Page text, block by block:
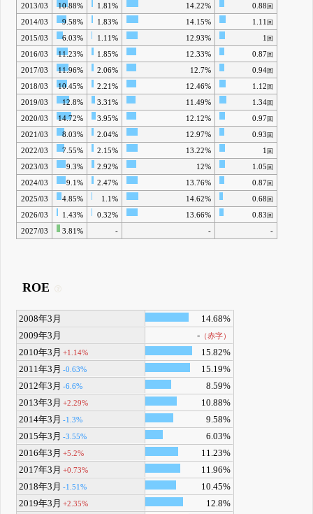
2013/03 10.88% 1.81% 14.22% 0.88 回
2014/03 9.58% 1.83% 14.15% 1.11 回
2015/03 6.03% 1.11% 12.93% 1 回
2016/03 11.23% 1.85% 12.33% 0.87回
2017/03 11.96% 2.06% 12.7% 0.94回
2018/03 10.45% 2.21% 12.46% 1.12 回
2019/03 12.8% 3.31% 11.49% 1.34回
2020/03 14.72% 3.95% 12.12% 0.97回
2021/03 8.03% 2.04% 12.97% 0.93 回
2022/03 7.55% 2.15% 13.22% 1 回
2023/03 9.3% 2.92% 12% 1.05 回
2024/03 9.1% 2.47% 13.76% 0.87回
2025/03 4.85% 1.1% 14.62% 0.68 回
2026/03 1.43% 0.32% 13.66% 0.83 回
2027/03 3.81% - - -
ROE
2008年3月
14.68%
2009年3月
- （赤字）
2010年3月 +1.14%
15.82%
2011年3月 -0.63%
15.19%
2012年3月 -6.6%
8.59%
2013年3月 +2.29%
10.88%
2014年3月 -1.3%
9.58%
2015年3月 -3.55%
6.03%
2016年3月 +5.2%
11.23%
2017年3月 +0.73%
11.96%
2018年3月 -1.51%
10.45%
2019年3月 +2.35%
12.8%